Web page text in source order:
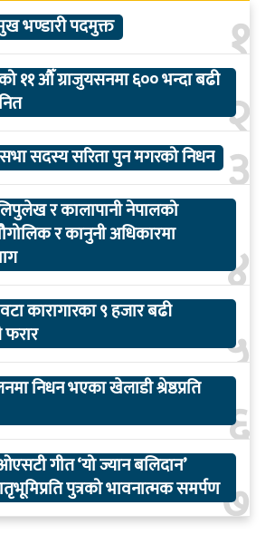
१
भण्डारी पदमुक्त
२
११ औँ ग्राजुयसनमा ६०० भन्दा बढी
३
सभा सदस्य सरिता पुन मगरको निधन
४
र कालापानी नेपालको
र कानुनी अधिकारमा
५
कारागारका ९ हजार बढी
६
निधन भएका खेलाडी श्रेष्ठप्रति
७
गीत ‘यो ज्यान बलिदान’
पुत्रको भावनात्मक समर्पण